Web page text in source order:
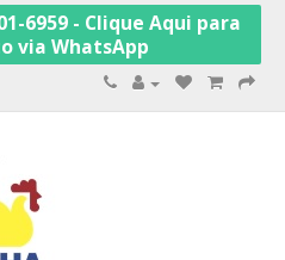
6959 - Clique Aqui para
via WhatsApp